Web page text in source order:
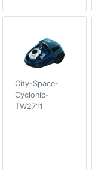
City-Space-
Cyclonic-
TW2711